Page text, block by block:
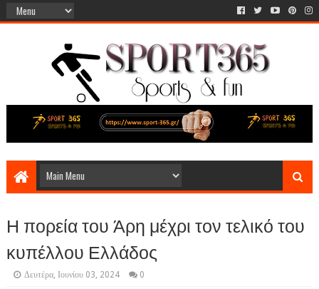
Η πορεία του Άρη μέχρι τον τελικό του
κυπέλλου Ελλάδος
Δευτέρα, Ιουνίου 03, 2024 0